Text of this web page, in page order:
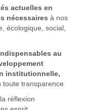
actuelles en
nécessaires à nos
écologique, social,
au
institutionnelle,
toute transparence
réflexion